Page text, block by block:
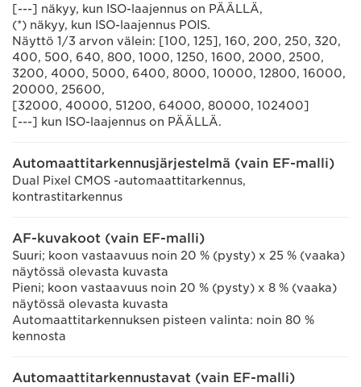
[---] näkyy, kun ISO-laajennus on PÄÄLLÄ,
(*) näkyy, kun ISO-laajennus POIS.
Näyttö 1/3 arvon välein: [100, 125], 160, 200, 250, 320,
400, 500, 640, 800, 1000, 1250, 1600, 2000, 2500,
3200, 4000, 5000, 6400, 8000, 10000, 12800, 16000,
20000, 25600,
[32000, 40000, 51200, 64000, 80000, 102400]
[---] kun ISO-laajennus on PÄÄLLÄ.
Automaattitarkennusjärjestelmä (vain EF-malli)
Dual Pixel CMOS -automaattitarkennus,
kontrastitarkennus
AF-kuvakoot (vain EF-malli)
Suuri; koon vastaavuus noin 20 % (pysty) x 25 % (vaaka)
näytössä olevasta kuvasta
Pieni; koon vastaavuus noin 20 % (pysty) x 8 % (vaaka)
näytössä olevasta kuvasta
Automaattitarkennuksen pisteen valinta: noin 80 %
kennosta
Automaattitarkennustavat (vain EF-malli)